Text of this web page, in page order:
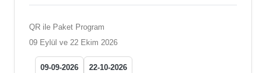
QR ile Paket Program
09 Eylül ve 22 Ekim 2026
09-09-2026 22-10-2026